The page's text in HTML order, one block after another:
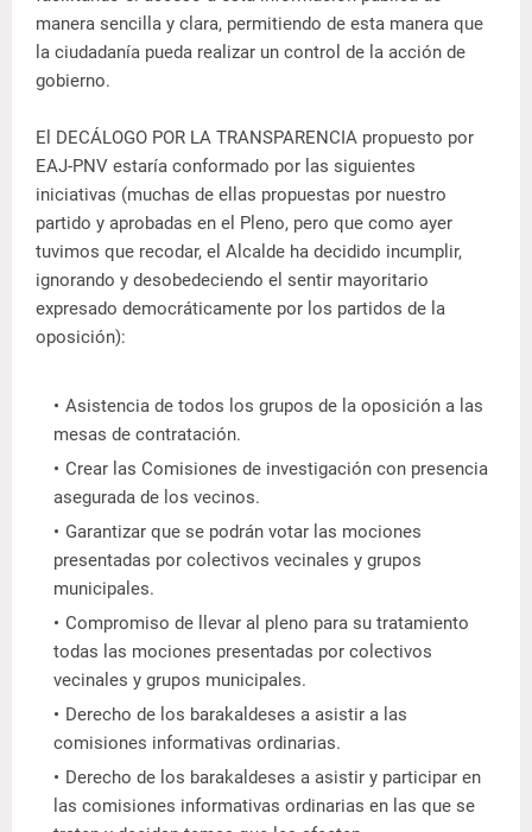
manera sencilla y clara, permitiendo de esta manera que
la ciudadanía pueda realizar un control de la acción de
gobierno.
El DECÁLOGO POR LA TRANSPARENCIA propuesto por
EAJ-PNV estaría conformado por las siguientes
iniciativas (muchas de ellas propuestas por nuestro
partido y aprobadas en el Pleno, pero que como ayer
tuvimos que recodar, el Alcalde ha decidido incumplir,
ignorando y desobedeciendo el sentir mayoritario
expresado democráticamente por los partidos de la
oposición):
Asistencia de todos los grupos de la oposición a las
mesas de contratación.
Crear las Comisiones de investigación con presencia
asegurada de los vecinos.
Garantizar que se podrán votar las mociones
presentadas por colectivos vecinales y grupos
municipales.
Compromiso de llevar al pleno para su tratamiento
todas las mociones presentadas por colectivos
vecinales y grupos municipales.
Derecho de los barakaldeses a asistir a las
comisiones informativas ordinarias.
Derecho de los barakaldeses a asistir y participar en
las comisiones informativas ordinarias en las que se